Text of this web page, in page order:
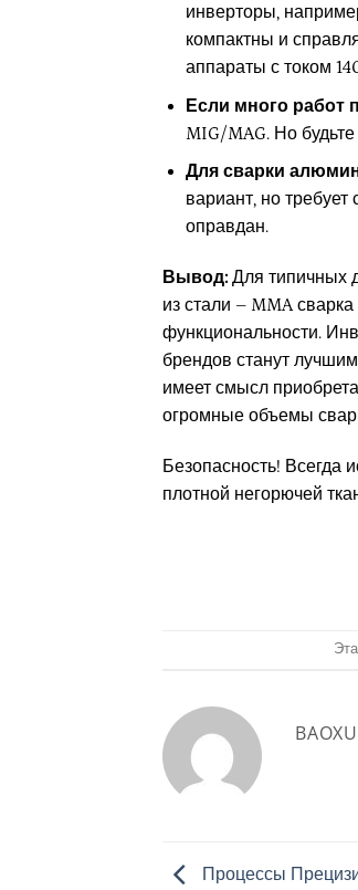
инверторы,
компактны и
аппараты с током
Если много работ
MIG/MAG. Но
Для сварки
вариант, но
оправдан.
Вывод: Для типичных
из стали – MMA
функциональности.
брендов станут
имеет смысл
огромные объемы
Безопасность! Всегда
плотной негорючей
Процессы